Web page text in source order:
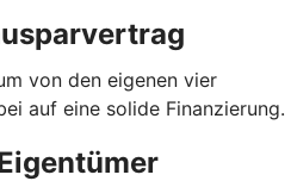
von den eigenen vier
auf eine solide Finanzierung.